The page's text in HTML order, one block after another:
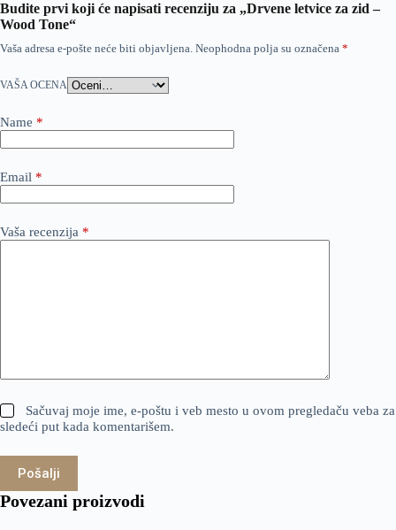
Budite prvi koji će napisati recenziju za „Drvene letvice za zid –
Wood Tone“
Vaša adresa e-pošte neće biti objavljena. Neophodna polja su označena *
VAŠA OCENA
Name *
Email *
Vaša recenzija *
Sačuvaj moje ime, e-poštu i veb mesto u ovom pregledaču veba za
sledeći put kada komentarišem.
Pošalji
Povezani proizvodi